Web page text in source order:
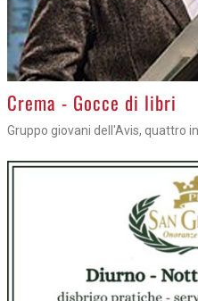
Crema - Gocce di libri
Gruppo giovani dell'Avis, quattro